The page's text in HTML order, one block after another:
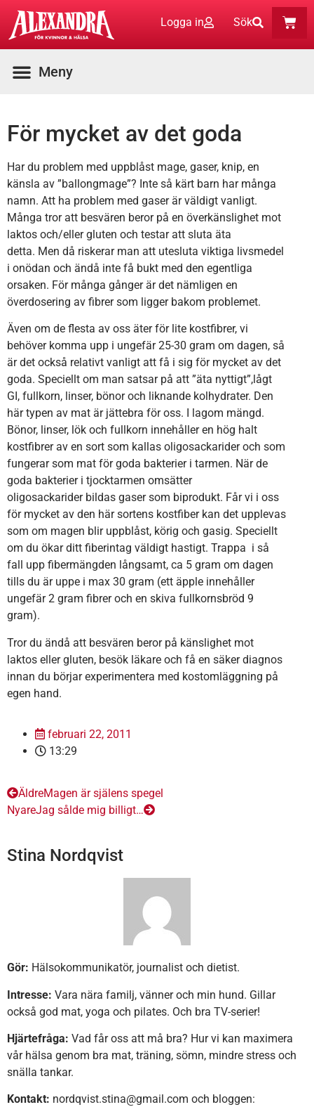
Logga in Sök
För mycket av det goda
Har du problem med uppblåst mage, gaser, knip, en
känsla av ”ballongmage”? Inte så kärt barn har många
namn. Att ha problem med gaser är väldigt vanligt.
Många tror att besvären beror på en överkänslighet mot
laktos och/eller gluten och testar att sluta äta
detta. Men då riskerar man att utesluta viktiga livsmedel
i onödan och ändå inte få bukt med den egentliga
orsaken. För många gånger är det nämligen en
överdosering av fibrer som ligger bakom problemet.
Även om de flesta av oss äter för lite kostfibrer, vi
behöver komma upp i ungefär 25-30 gram om dagen, så
är det också relativt vanligt att få i sig för mycket av det
goda. Speciellt om man satsar på att ”äta nyttigt”,lågt
GI, fullkorn, linser, bönor och liknande kolhydrater. Den
här typen av mat är jättebra för oss. I lagom mängd.
Bönor, linser, lök och fullkorn innehåller en hög halt
kostfibrer av en sort som kallas oligosackarider och som
fungerar som mat för goda bakterier i tarmen. När de
goda bakterier i tjocktarmen omsätter
oligosackarider bildas gaser som biprodukt. Får vi i oss
för mycket av den här sortens kostfiber kan det upplevas
som om magen blir uppblåst, körig och gasig. Speciellt
om du ökar ditt fiberintag väldigt hastigt. Trappa i så
fall upp fibermängden långsamt, ca 5 gram om dagen
tills du är uppe i max 30 gram (ett äpple innehåller
ungefär 2 gram fibrer och en skiva fullkornsbröd 9
gram).
Tror du ändå att besvären beror på känslighet mot
laktos eller gluten, besök läkare och få en säker diagnos
innan du börjar experimentera med kostomläggning på
egen hand.
februari 22, 2011
13:29
ÄldreMagen är själens spegel
NyareJag sålde mig billigt…
Stina Nordqvist
Gör: Hälsokommunikatör, journalist och dietist.
Intresse: Vara nära familj, vänner och min hund. Gillar
också god mat, yoga och pilates. Och bra TV-serier!
Hjärtefråga: Vad får oss att må bra? Hur vi kan maximera
vår hälsa genom bra mat, träning, sömn, mindre stress och
snälla tankar.
Kontakt: nordqvist.stina@gmail.com och bloggen: